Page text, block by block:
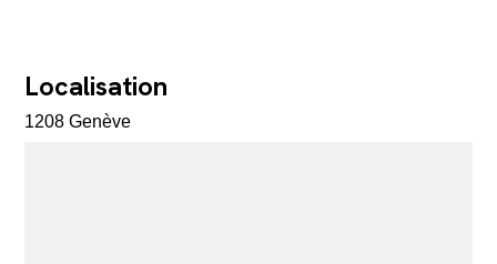
Localisation
1208 Genève